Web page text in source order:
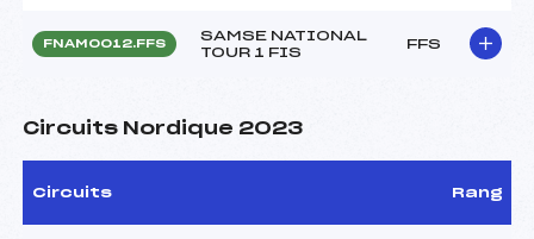
FNAM0012.FFS
SAMSE NATIONAL
TOUR 1 FIS
FFS
Circuits Nordique 2023
Circuits Rang